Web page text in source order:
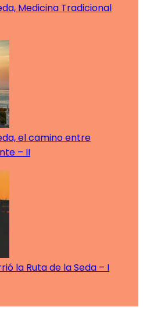
Medicina Tradicional
el camino entre
– II
la Ruta de la Seda – I